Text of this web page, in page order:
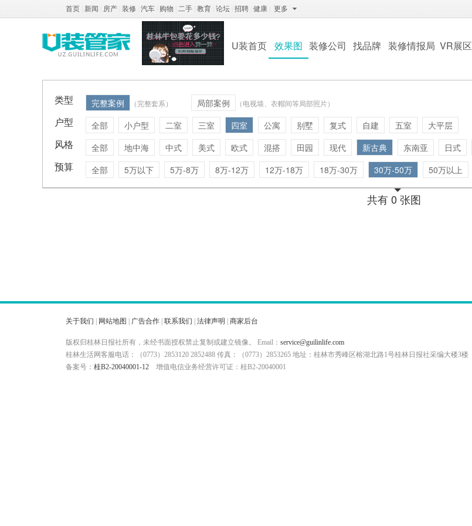
首页 新闻 房产 装修 汽车 购物 二手 教育 论坛 招聘 健康 更多
U装首页 效果图 装修公司 找品牌 装修情报局 VR展区
类型 完整案例 （完整套系） 局部案例 （电视墙、衣帽间等局部照片）
户型 全部 小户型 二室 三室 四室 公寓 别墅 复式 自建 五室 大平层
风格 全部 地中海 中式 美式 欧式 混搭 田园 现代 新古典 东南亚 日式
预算 全部 5万以下 5万-8万 8万-12万 12万-18万 18万-30万 30万-50万 50万以上
共有 0 张图
关于我们 网站地图 广告合作 联系我们 法律声明 商家后台
版权归桂林日报社所有，未经书面授权禁止复制或建立镜像。 Email： service@guilinlife.com
桂林生活网客服电话：（0773）2853120 2852488 传真：（0773）2853265 地址：桂林市秀峰区榕湖北路1号桂林日报社采编大楼3楼
备案号： 桂B2-20040001-12 增值电信业务经营许可证：桂B2-20040001